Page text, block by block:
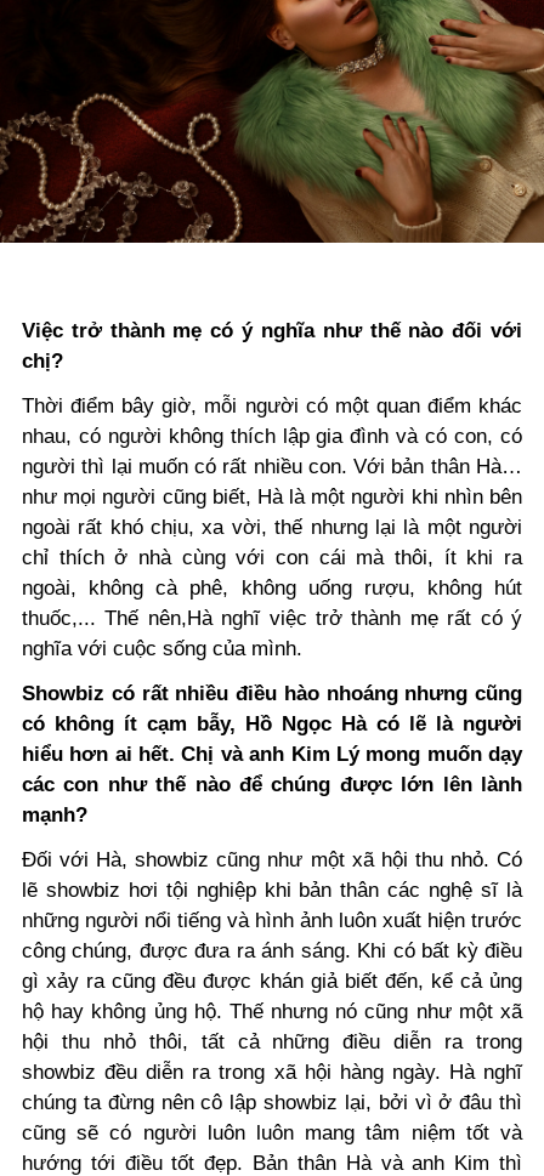
Việc trở thành mẹ có ý nghĩa như thế nào đối với
chị?
Thời điểm bây giờ, mỗi người có một quan điểm khác
nhau, có người không thích lập gia đình và có con, có
người thì lại muốn có rất nhiều con. Với bản thân Hà…
như mọi người cũng biết, Hà là một người khi nhìn bên
ngoài rất khó chịu, xa vời, thế nhưng lại là một người
chỉ thích ở nhà cùng với con cái mà thôi, ít khi ra
ngoài, không cà phê, không uống rượu, không hút
thuốc,... Thế nên,Hà nghĩ việc trở thành mẹ rất có ý
nghĩa với cuộc sống của mình.
Showbiz có rất nhiều điều hào nhoáng nhưng cũng
có không ít cạm bẫy, Hồ Ngọc Hà có lẽ là người
hiểu hơn ai hết. Chị và anh Kim Lý mong muốn dạy
các con như thế nào để chúng được lớn lên lành
mạnh?
Đối với Hà, showbiz cũng như một xã hội thu nhỏ. Có
lẽ showbiz hơi tội nghiệp khi bản thân các nghệ sĩ là
những người nổi tiếng và hình ảnh luôn xuất hiện trước
công chúng, được đưa ra ánh sáng. Khi có bất kỳ điều
gì xảy ra cũng đều được khán giả biết đến, kể cả ủng
hộ hay không ủng hộ. Thế nhưng nó cũng như một xã
hội thu nhỏ thôi, tất cả những điều diễn ra trong
showbiz đều diễn ra trong xã hội hàng ngày. Hà nghĩ
chúng ta đừng nên cô lập showbiz lại, bởi vì ở đâu thì
cũng sẽ có người luôn luôn mang tâm niệm tốt và
hướng tới điều tốt đẹp. Bản thân Hà và anh Kim thì